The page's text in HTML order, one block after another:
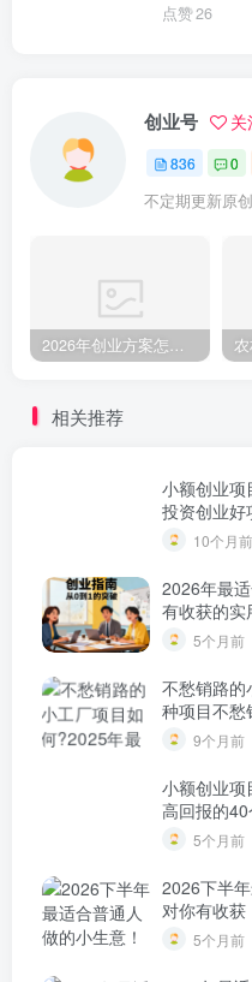
点赞26
创业号 关
836 0
相关推荐
小额创业
投资创业好
10个月前
2026年最
有收获的实
5个月前
不愁销路的
种项目不愁
9个月前
小额创业项
高回报的
5个月前
2026下半
对你有收
子
5个月前